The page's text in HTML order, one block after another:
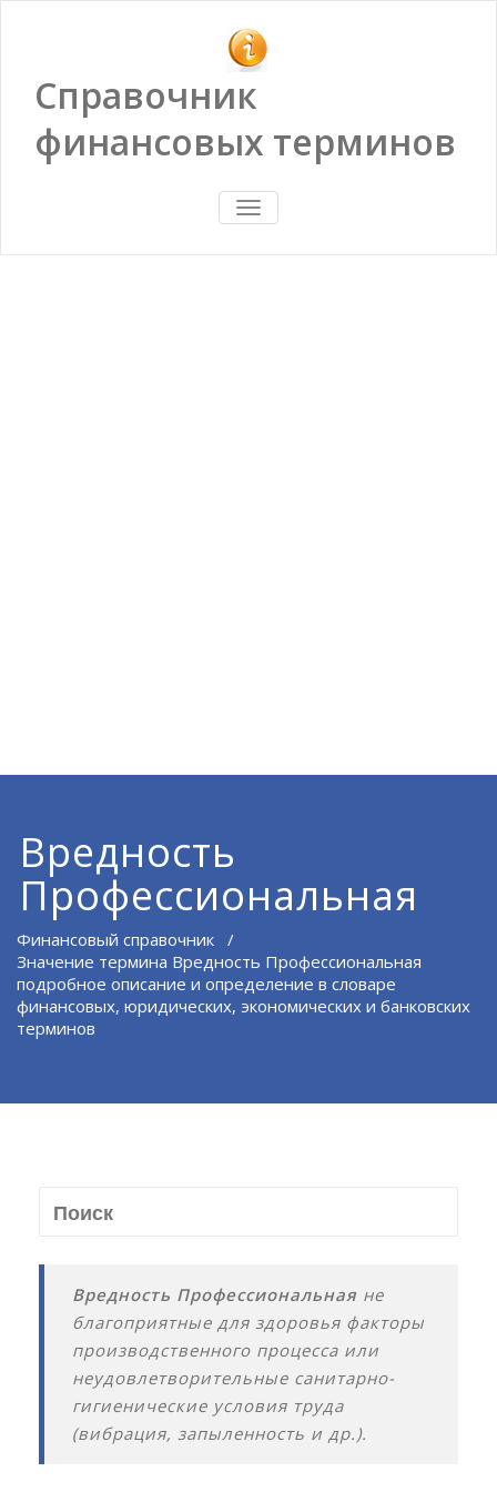
Справочник
финансовых терминов
ПОКАЗАТЬ/
СКРЫТЬ
Вредность
Профессиональная
Финансовый справочник /
Значение термина Вредность Профессиональная
подробное описание и определение в словаре
финансовых, юридических, экономических и банковских
терминов
Вредность Профессиональная не
благоприятные для здоровья факторы
производственного процесса или
неудовлетворительные санитарно-
гигиенические условия труда
(вибрация, запыленность и др.).